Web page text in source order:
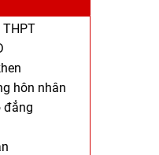
THPT
hôn nhân
đẳng